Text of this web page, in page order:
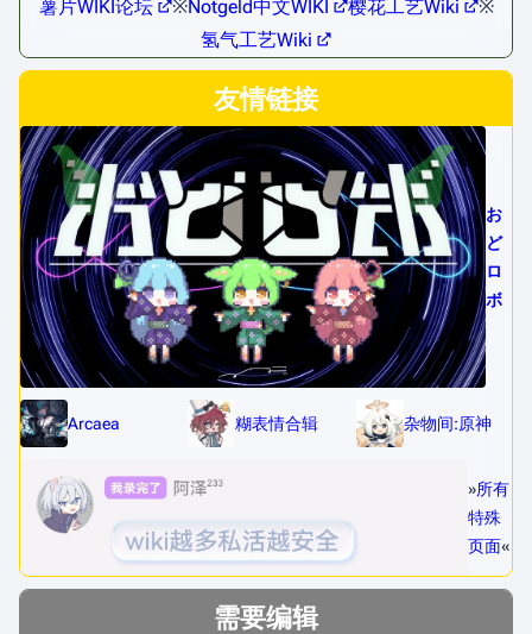
薯片WIKI论坛 ※Notgeld中文WIKI 樱花工艺Wiki
※
氢气工艺Wiki
友情链接
お
ど
ロ
ボ
Arcaea 糊表情合辑 杂物间:原神
»所有
特殊
页面«
需要编辑